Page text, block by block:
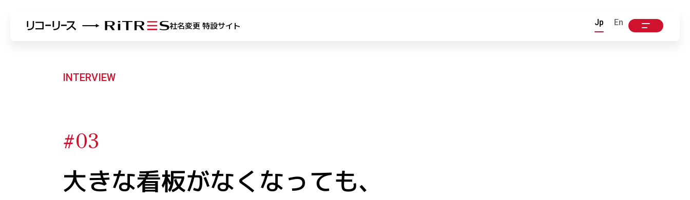
社名変更 特設サイト Jp En
INTERVIEW
#03
大きな看板がなくなっても、